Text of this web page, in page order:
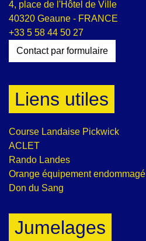
4, place de l'Hôtel de Ville
40320 Geaune - FRANCE
+33 5 58 44 50 27
Contact par formulaire
Liens utiles
Course Landaise Pickwick
ACLET
Rando Landes
Orange équipement endommagé
Don du Sang
Jumelages